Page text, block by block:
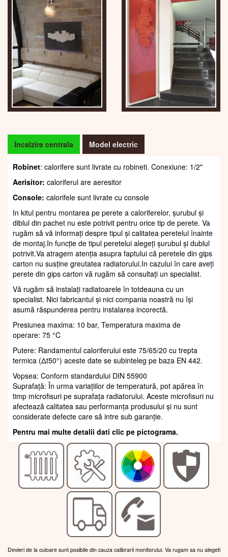
Incalzire centrala Model electric
Robinet: calorifere sunt livrate cu robineti. Conexiune: 1/2"
Aerisitor: caloriferul are aeresitor
Console: calorifele sunt livrate cu console
In kitul pentru montarea pe perete a caloriferelor, șurubul și
diblul din pachet nu este potrivit pentru orice tip de perete. Va
rugăm să vă informați despre tipul și calitatea peretelui înainte
de montaj.In funcție de tipul peretelui alegeți șurubul și dublul
potrivit.Va atragem atenția asupra faptului că peretele din gips
carton nu susține greutatea radiatorului.In cazului în care aveți
perete din gips carton vă rugăm să consultați un specialist.
Vă rugăm să instalați radiatoarele în totdeauna cu un
specialist. Nici fabricantul și nici compania noastră nu își
asumă răspunderea pentru instalarea incorectă.
Presiunea maxima: 10 bar, Temperatura maxima de
operare: 75 °C
Putere: Randamentul caloriferului este 75/65/20 cu trepta
termica (Δt50°) aceste date se subinteleg pe baza EN 442.
Vopsea: Conform standardului DIN 55900
Suprafaţă: În urma variațiilor de temperatură, pot apărea în
timp microfisuri pe suprafața radiatorului. Aceste microfisuri nu
afectează calitatea sau performanța produsului și nu sunt
considerate defecte care să intre sub garanție.
Pentru mai multe detalii dati clic pe pictograma.
Devieri de la culoare sunt posibile din cauza calibrarii monitorului. Va rugam sa nu alegeti